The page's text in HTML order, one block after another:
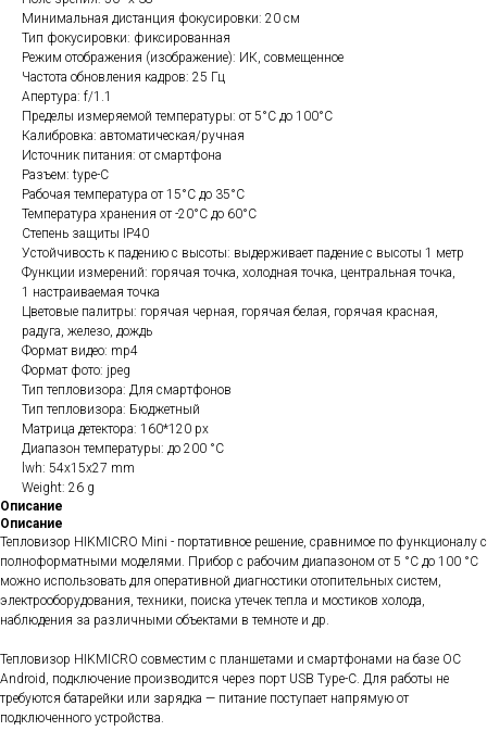
Минимальная дистанция фокусировки: 20 см
Тип фокусировки: фиксированная
Режим отображения (изображение): ИК, совмещенное
Частота обновления кадров: 25 Гц
Апертура: f/1.1
Пределы измеряемой температуры: от 5°C до 100°C
Калибровка: автоматическая/ручная
Источник питания: от смартфона
Разъем: type-C
Рабочая температура от 15°C до 35°C
Температура хранения от -20°C до 60°C
Степень защиты IP40
Устойчивость к падению с высоты: выдерживает падение с высоты 1 метр
Функции измерений: горячая точка, холодная точка, центральная точка,
1 настраиваемая точка
Цветовые палитры: горячая черная, горячая белая, горячая красная,
радуга, железо, дождь
Формат видео: mp4
Формат фото: jpeg
Тип тепловизора: Для смартфонов
Тип тепловизора: Бюджетный
Матрица детектора: 160*120 px
Диапазон температуры: до 200 °C
lwh: 54x15x27 mm
Weight: 26 g
Описание
Описание
Тепловизор HIKMICRO Mini - портативное решение, сравнимое по функционалу с
полноформатными моделями. Прибор с рабочим диапазоном от 5 °C до 100 °C
можно использовать для оперативной диагностики отопительных систем,
электрооборудования, техники, поиска утечек тепла и мостиков холода,
наблюдения за различными объектами в темноте и др.
Тепловизор HIKMICRO совместим с планшетами и смартфонами на базе ОС
Android, подключение производится через порт USB Type-C. Для работы не
требуются батарейки или зарядка — питание поступает напрямую от
подключенного устройства.